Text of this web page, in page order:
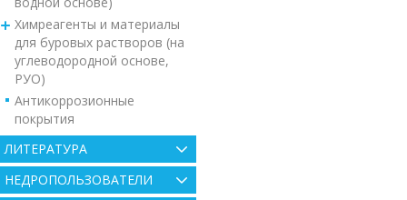
Химреагенты и материалы
для буровых растворов (на
углеводородной основе,
РУО)
Антикоррозионные
покрытия
ЛИТЕРАТУРА
НЕДРОПОЛЬЗОВАТЕЛИ